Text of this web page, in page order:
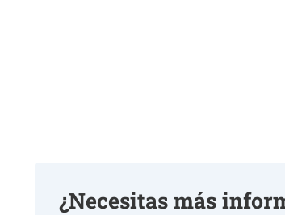
¿Necesitas más